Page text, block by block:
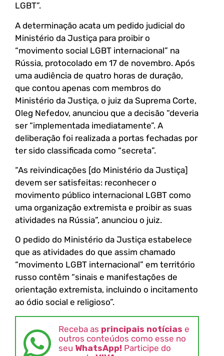
LGBT”.
A determinação acata um pedido judicial do
Ministério da Justiça para proibir o
“movimento social LGBT internacional” na
Rússia, protocolado em 17 de novembro. Após
uma audiência de quatro horas de duração,
que contou apenas com membros do
Ministério da Justiça, o juiz da Suprema Corte,
Oleg Nefedov, anunciou que a decisão “deveria
ser “implementada imediatamente”. A
deliberação foi realizada a portas fechadas por
ter sido classificada como “secreta”.
“As reivindicações [do Ministério da Justiça]
devem ser satisfeitas: reconhecer o
movimento público internacional LGBT como
uma organização extremista e proibir as suas
atividades na Rússia”, anunciou o juiz.
O pedido do Ministério da Justiça estabelece
que as atividades do que assim chamado
“movimento LGBT internacional” em território
russo contêm “sinais e manifestações de
orientação extremista, incluindo o incitamento
ao ódio social e religioso”.
Receba as principais notícias e
outros conteúdos como esse no
seu WhatsApp! Participe do